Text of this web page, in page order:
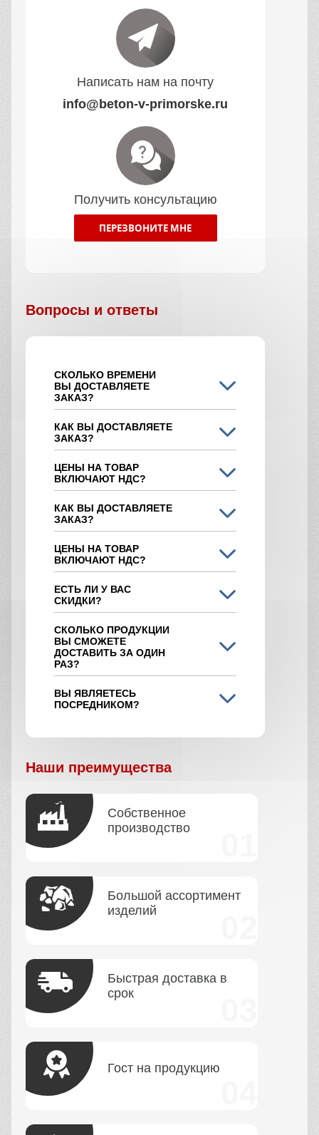
Написать нам на почту
info@beton-v-primorske.ru
Получить консультацию
ПЕРЕЗВОНИТЕ МНЕ
Вопросы и ответы
СКОЛЬКО ВРЕМЕНИ
ВЫ ДОСТАВЛЯЕТЕ
ЗАКАЗ?
КАК ВЫ ДОСТАВЛЯЕТЕ
ЗАКАЗ?
ЦЕНЫ НА ТОВАР
ВКЛЮЧАЮТ НДС?
КАК ВЫ ДОСТАВЛЯЕТЕ
ЗАКАЗ?
ЦЕНЫ НА ТОВАР
ВКЛЮЧАЮТ НДС?
ЕСТЬ ЛИ У ВАС
СКИДКИ?
СКОЛЬКО ПРОДУКЦИИ
ВЫ СМОЖЕТЕ
ДОСТАВИТЬ ЗА ОДИН
РАЗ?
ВЫ ЯВЛЯЕТЕСЬ
ПОСРЕДНИКОМ?
Наши преимущества
Собственное
производство
Большой ассортимент
изделий
Быстрая доставка в
срок
Гост на продукцию